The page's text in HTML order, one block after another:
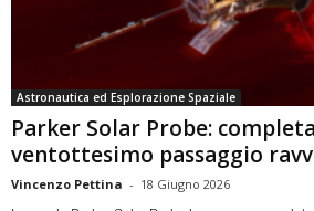
Astronautica ed Esplorazione Spaziale
Parker Solar Probe:
ventottesimo passaggio
Vincenzo Pettina - 18 Giugno 2026